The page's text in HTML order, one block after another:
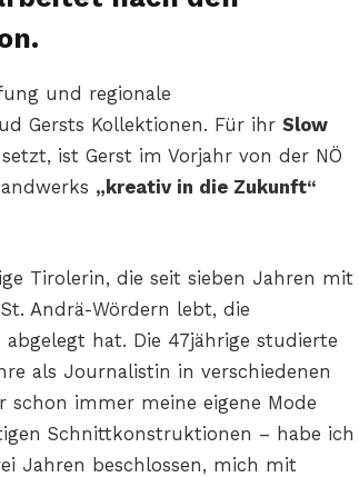
und regionale
Gersts Kollektionen. Für ihr Slow
ist Gerst im Vorjahr von der NÖ
„kreativ in die Zukunft“
Tirolerin, die seit sieben Jahren mit
Andrä-Wördern lebt, die
hat. Die 47jährige studierte
als Journalistin in verschiedenen
schon immer meine eigene Mode
Schnittkonstruktionen – habe ich
Jahren beschlossen, mich mit